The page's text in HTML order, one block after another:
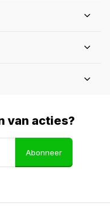
van acties?
Abonneer